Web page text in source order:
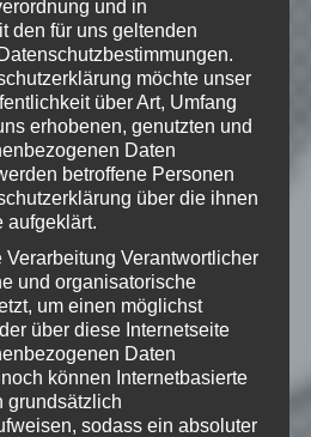
Hinweise
Spiel gefällt,
die Entwickler und
Spiel im Original!
minecraft.net/
is a trademark
und in
den für uns geltenden
möchte unser
über Art, Umfang
erhobenen, genutzten und
Daten
betroffene Personen
über die ihnen
aufgeklärt.
Verantwortlicher
und organisatorische
um einen möglichst
über diese Internetseite
Daten
können Internetbasierte
grundsätzlich
sodass ein absoluter